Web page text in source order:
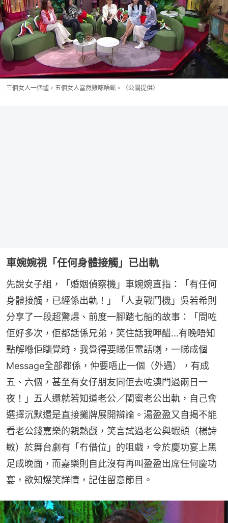
三個女人一個墟，五個女人當然雞啄唔斷。（公關提供）
車婉婉視「任何身體接觸」已出軌
先說女子組，「婚姻偵察機」車婉婉直指：「有任何
身體接觸，已經係出軌！」「人妻戰鬥機」吳若希則
分享了一段超驚爆、前度一腳踏七船的故事：「問咗
佢好多次，佢都話係兄弟，笑住話我呷醋…有晚唔知
點解喺佢瞓覺時，我覺得要睇佢電話喇，一睇成個
Message全部都係，仲要唔止一個（外遇），有成
五、六個，甚至有女仔朋友同佢去咗澳門過兩日一
夜！」五人還就若知道老公／閨蜜老公出軌，自己會
選擇沉默還是直接攤牌展開辯論。湯盈盈又自揭不能
看老公錢嘉樂的親熱戲，笑言試過老公與蝦頭（楊詩
敏）於舞台劇有「冇借位」的咀戲，令於慶功宴上黑
足成晚面，而嘉樂則自此沒有再叫盈盈出席任何慶功
宴，欲知爆笑詳情，記住留意節目。